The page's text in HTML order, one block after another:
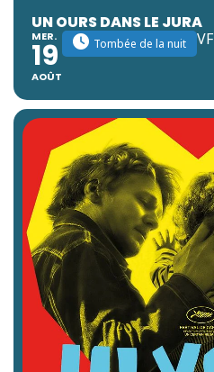
UN OURS DANS LE JURA
MER.
19
AOÛT
Tombée de la nuit VF